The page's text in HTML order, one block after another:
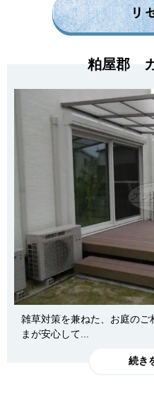
粕屋郡
雑草対策を兼ねた、お庭のご
まが安心して...
続き